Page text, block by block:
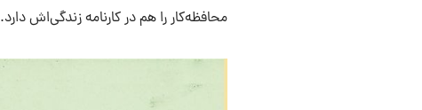
محافظه‌کار را هم در کارنامه زندگی‌اش دارد.